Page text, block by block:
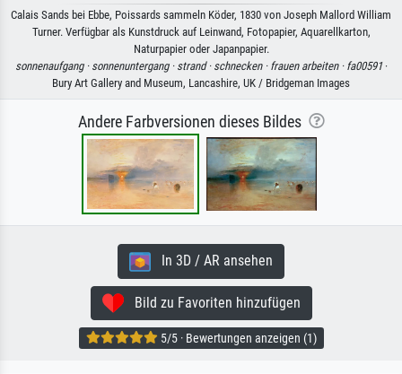
Calais Sands bei Ebbe, Poissards sammeln Köder, 1830 von Joseph Mallord William
Turner. Verfügbar als Kunstdruck auf Leinwand, Fotopapier, Aquarellkarton,
Naturpapier oder Japanpapier.
sonnenaufgang · sonnenuntergang · strand · schnecken · frauen arbeiten · fa00591·
Bury Art Gallery and Museum, Lancashire, UK / Bridgeman Images
Andere Farbversionen dieses Bildes
In 3D / AR ansehen
Bild zu Favoriten hinzufügen
5/5 · Bewertungen anzeigen (1)